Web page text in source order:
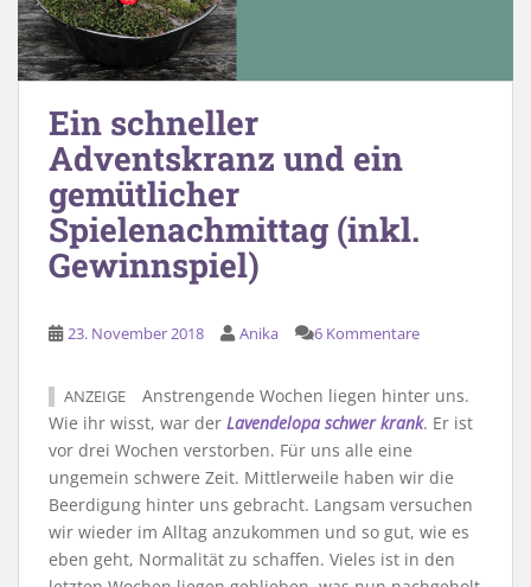
Ein schneller
Adventskranz und ein
gemütlicher
Spielenachmittag (inkl.
Gewinnspiel)
23. November 2018 Anika 6 Kommentare
ANZEIGE
Anstrengende Wochen liegen hinter uns.
Wie ihr wisst, war der Lavendelopa schwer krank. Er ist
vor drei Wochen verstorben. Für uns alle eine
ungemein schwere Zeit. Mittlerweile haben wir die
Beerdigung hinter uns gebracht. Langsam versuchen
wir wieder im Alltag anzukommen und so gut, wie es
eben geht, Normalität zu schaffen. Vieles ist in den